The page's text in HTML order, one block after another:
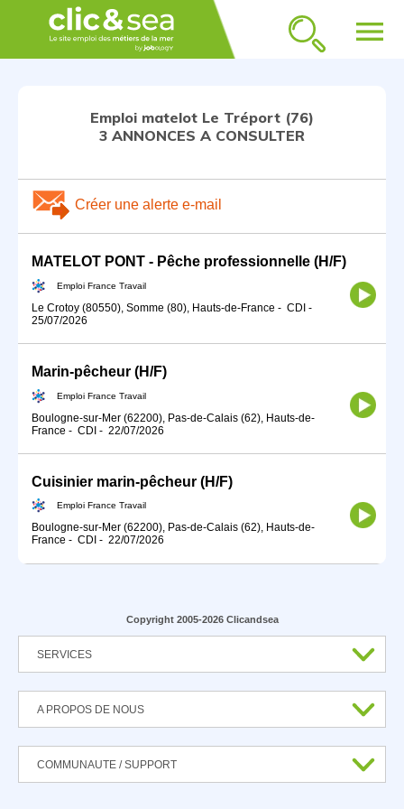
menu
Emploi matelot Le Tréport (76)
3 ANNONCES A CONSULTER
Créer une alerte e-mail
MATELOT PONT - Pêche professionnelle (H/F)
Emploi France Travail
Le Crotoy (80550), Somme (80), Hauts-de-France - CDI -
25/07/2026
Marin-pêcheur (H/F)
Emploi France Travail
Boulogne-sur-Mer (62200), Pas-de-Calais (62), Hauts-de-
France - CDI - 22/07/2026
Cuisinier marin-pêcheur (H/F)
Emploi France Travail
Boulogne-sur-Mer (62200), Pas-de-Calais (62), Hauts-de-
France - CDI - 22/07/2026
Copyright 2005-2026 Clicandsea
SERVICES
A PROPOS DE NOUS
COMMUNAUTE / SUPPORT